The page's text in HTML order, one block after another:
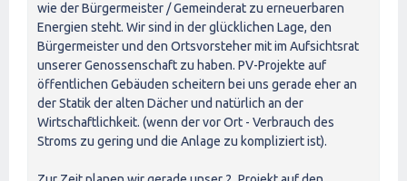
wie der Bürgermeister / Gemeinderat zu erneuerbaren
Energien steht. Wir sind in der glücklichen Lage, den
Bürgermeister und den Ortsvorsteher mit im Aufsichtsrat
unserer Genossenschaft zu haben. PV-Projekte auf
öffentlichen Gebäuden scheitern bei uns gerade eher an
der Statik der alten Dächer und natürlich an der
Wirtschaftlichkeit. (wenn der vor Ort - Verbrauch des
Stroms zu gering und die Anlage zu kompliziert ist).